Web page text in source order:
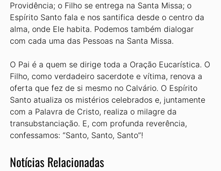
Providência; o Filho se entrega na Santa Missa; o
Espírito Santo fala e nos santifica desde o centro da
alma, onde Ele habita. Podemos também dialogar
com cada uma das Pessoas na Santa Missa.
O Pai é a quem se dirige toda a Oração Eucarística. O
Filho, como verdadeiro sacerdote e vítima, renova a
oferta que fez de si mesmo no Calvário. O Espírito
Santo atualiza os mistérios celebrados e, juntamente
com a Palavra de Cristo, realiza o milagre da
transubstanciação. E, com profunda reverência,
confessamos: “Santo, Santo, Santo”!
Notícias Relacionadas